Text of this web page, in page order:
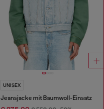
UNISEX
Jeansjacke mit Baumwoll-Einsatz